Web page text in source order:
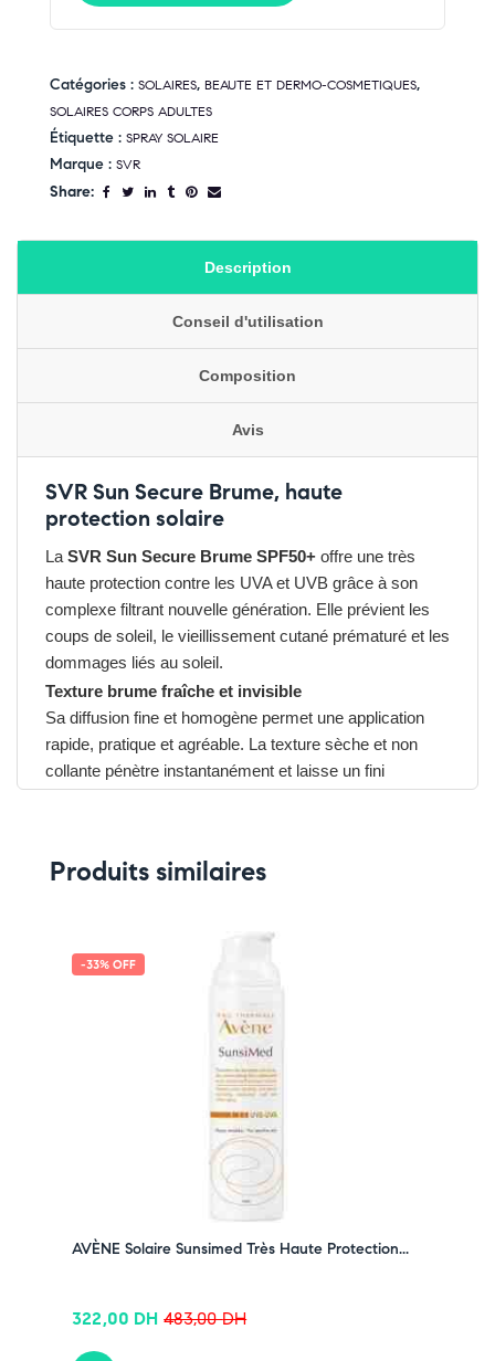
Catégories : SOLAIRES, BEAUTE ET DERMO-COSMETIQUES,
SOLAIRES CORPS ADULTES
Étiquette : SPRAY SOLAIRE
Marque : SVR
Share:
Description
Conseil d'utilisation
Composition
Avis
SVR Sun Secure Brume, haute
protection solaire
La SVR Sun Secure Brume SPF50+ offre une très
haute protection contre les UVA et UVB grâce à son
complexe filtrant nouvelle génération. Elle prévient les
coups de soleil, le vieillissement cutané prématuré et les
dommages liés au soleil.
Texture brume fraîche et invisible
Sa diffusion fine et homogène permet une application
rapide, pratique et agréable. La texture sèche et non
collante pénètre instantanément et laisse un fini
Enrichie envitamine Eetbêta-carotène
supplémentaire contre le stress oxydatif.
Avantages du SVR Sun Secure Brume
➤ Texture brume légère, invisible et non collante
➤ Application rapide et homogène même sur zones
➤ Hydratation et protection antioxydante renforcées
✔ Pour découvrir nos offres et promotions du
✔ Suivez-nous sur TikTok – cliquez ici
✔ Rejoignez-nous sur Instagram –
Produits similaires
-33% OFF
AVÈNE Solaire Sunsimed Très Haute Protection...
483,00DH
322,00 DH